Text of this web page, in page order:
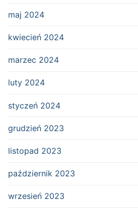
maj 2024
kwiecień 2024
marzec 2024
luty 2024
styczeń 2024
grudzień 2023
listopad 2023
październik 2023
wrzesień 2023